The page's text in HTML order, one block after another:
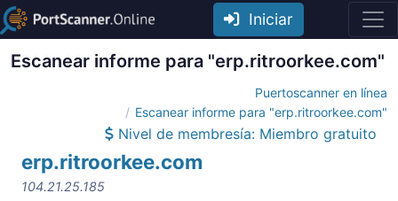
Iniciar
Escanear informe para "erp.ritroorkee.com"
Puertoscanner en línea
Escanear informe para "erp.ritroorkee.com"
Nivel de membresía: Miembro gratuito
erp.ritroorkee.com
104.21.25.185